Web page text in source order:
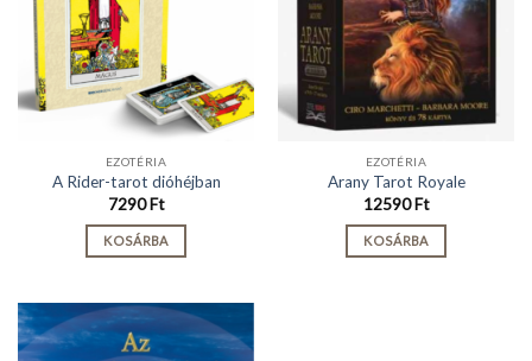
EZOTÉRIA
A Rider-tarot dióhéjban
7290Ft
KOSÁRBA
EZOTÉRIA
Arany Tarot Royale
12590Ft
KOSÁRBA